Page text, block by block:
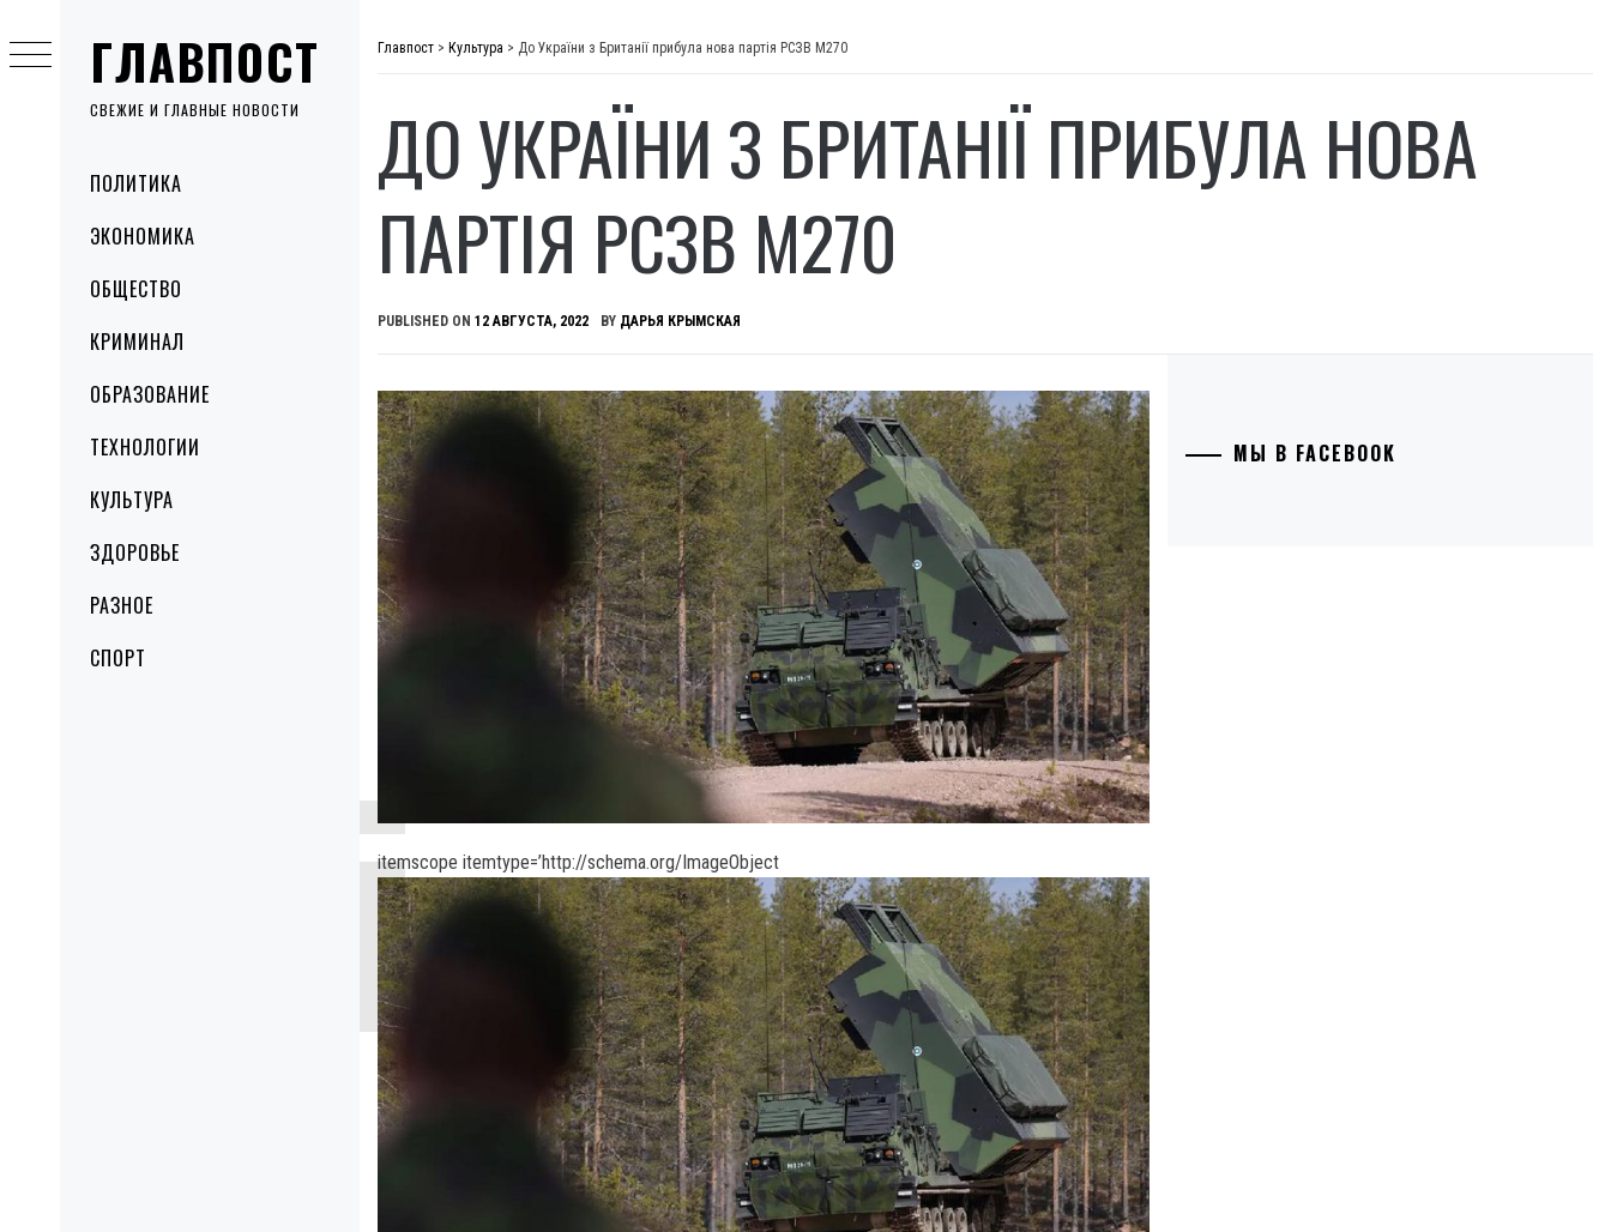
ГЛАВПОСТ
СВЕЖИЕ И ГЛАВНЫЕ НОВОСТИ
MenuПОЛИТИКА
ЭКОНОМИКА
ОБЩЕСТВО
КРИМИНАЛ
ОБРАЗОВАНИЕ
ТЕХНОЛОГИИ
КУЛЬТУРА
ЗДОРОВЬЕ
РАЗНОЕ
СПОРТ
to
content
Главпост > Культура > До України з Британії прибула нова партія РСЗВ M270
ДО УКРАЇНИ З БРИТАНІЇ ПРИБУЛА НОВА
ПАРТІЯ РСЗВ M270
PUBLISHED ON 12 АВГУСТА, 2022 BY ДАРЬЯ КРЫМСКАЯ
itemscope itemtype=’http://schema.org/ImageObject
МЫ В FACEBOOK